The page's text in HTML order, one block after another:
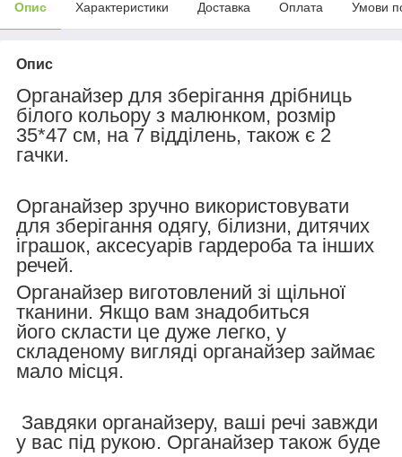
Опис Характеристики Доставка Оплата Умови
Опис
Органайзер для зберігання дрібниць
білого кольору з малюнком, розмір
35*47 см, на 7 відділень, також є 2
гачки.
Органайзер зручно використовувати
для зберігання одягу, білизни, дитячих
іграшок, аксесуарів гардероба та інших
речей.
Органайзер виготовлений зі щільної
тканини. Якщо вам знадобиться
його скласти це дуже легко, у
складеному вигляді органайзер займає
мало місця.
Завдяки органайзеру, ваші речі завжди
у вас під рукою. Органайзер також буде